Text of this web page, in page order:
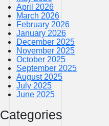
April 2026
March 2026
February 2026
January 2026
December 2025
November 2025
October 2025
September 2025
August 2025
July 2025
June 2025
Categories